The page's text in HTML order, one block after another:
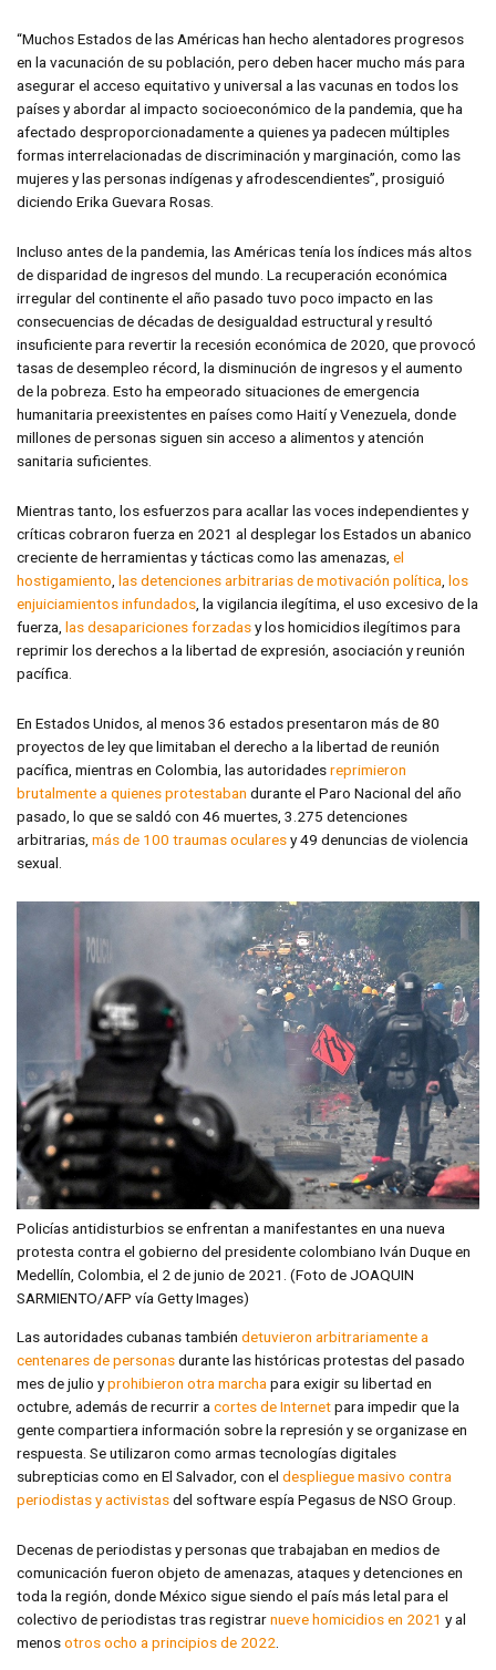
“Muchos Estados de las Américas han hecho alentadores progresos
en la vacunación de su población, pero deben hacer mucho más para
asegurar el acceso equitativo y universal a las vacunas en todos los
países y abordar al impacto socioeconómico de la pandemia, que ha
afectado desproporcionadamente a quienes ya padecen múltiples
formas interrelacionadas de discriminación y marginación, como las
mujeres y las personas indígenas y afrodescendientes”, prosiguió
diciendo Erika Guevara Rosas.
Incluso antes de la pandemia, las Américas tenía los índices más altos
de disparidad de ingresos del mundo. La recuperación económica
irregular del continente el año pasado tuvo poco impacto en las
consecuencias de décadas de desigualdad estructural y resultó
insuficiente para revertir la recesión económica de 2020, que provocó
tasas de desempleo récord, la disminución de ingresos y el aumento
de la pobreza. Esto ha empeorado situaciones de emergencia
humanitaria preexistentes en países como Haití y Venezuela, donde
millones de personas siguen sin acceso a alimentos y atención
sanitaria suficientes.
Mientras tanto, los esfuerzos para acallar las voces independientes y
críticas cobraron fuerza en 2021 al desplegar los Estados un abanico
creciente de herramientas y tácticas como las amenazas, el
hostigamiento las detenciones arbitrarias de motivación política los
enjuiciamientos infundados , la vigilancia ilegítima, el uso excesivo de la
fuerza, las desapariciones forzadasy los homicidios ilegítimos para
reprimir los derechos a la libertad de expresión, asociación y reunión
pacífica.
En Estados Unidos, al menos 36 estados presentaron más de 80
proyectos de ley que limitaban el derecho a la libertad de reunión
pacífica, mientras en Colombia, las autoridadesreprimieron
brutalmente a quienes protestaban durante el Paro Nacional del año
pasado, lo que se saldó con 46 muertes, 3.275 detenciones
arbitrarias, más de 100 traumas ocularesy 49 denuncias de violencia
sexual.
Policías antidisturbios se enfrentan a manifestantes en una nueva
protesta contra el gobierno del presidente colombiano Iván Duque en
Medellín, Colombia, el 2 de junio de 2021. (Foto de JOAQUIN
SARMIENTO/AFP vía Getty Images)
Las autoridades cubanas también detuvieron arbitrariamente a
centenares de personasdurante las históricas protestas del pasado
mes de julio yprohibieron otra marcha para exigir su libertad en
octubre, además de recurrir a cortes de Internetpara impedir que la
gente compartiera información sobre la represión y se organizase en
respuesta. Se utilizaron como armas tecnologías digitales
subrepticias como en El Salvador, con el despliegue masivo contra
periodistas y activistasdel software espía Pegasus de NSO Group.
Decenas de periodistas y personas que trabajaban en medios de
comunicación fueron objeto de amenazas, ataques y detenciones en
toda la región, donde México sigue siendo el país más letal para el
colectivo de periodistas tras registrarnueve homicidios en 2021 y al
menosotros ocho a principios de 2022